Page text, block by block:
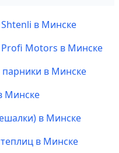
в Минске
Motors в Минске
в Минске
Минске
в Минске
в Минске